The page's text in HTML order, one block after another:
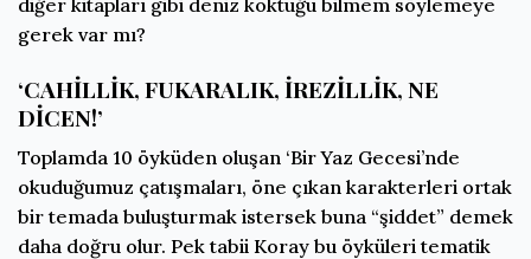
diğer kitapları gibi deniz koktuğu bilmem söylemeye
gerek var mı?
‘CAHİLLİK, FUKARALIK, İREZİLLİK, NE
DİCEN!’
Toplamda 10 öyküden oluşan ‘Bir Yaz Gecesi’nde
okuduğumuz çatışmaları, öne çıkan karakterleri ortak
bir temada buluşturmak istersek buna “şiddet” demek
daha doğru olur. Pek tabii Koray bu öyküleri tematik